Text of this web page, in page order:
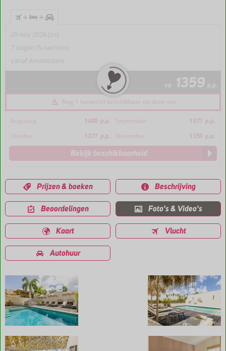
+ +
29 nov 2026 (zo)
7 dagen (5 nachten)
vanaf Amsterdam
va 1359 p.p.
Nog 1 kamer(s) beschikbaar op deze site
Augustus 1400 p.p. September 1377 p.p.
Oktober
1377 p.p. November 1359 p.p.
Bekijk beschikbaarheid
Prijzen & boeken Beschrijving
Beoordelingen Foto's & Video's
Kaart Vlucht
Autohuur